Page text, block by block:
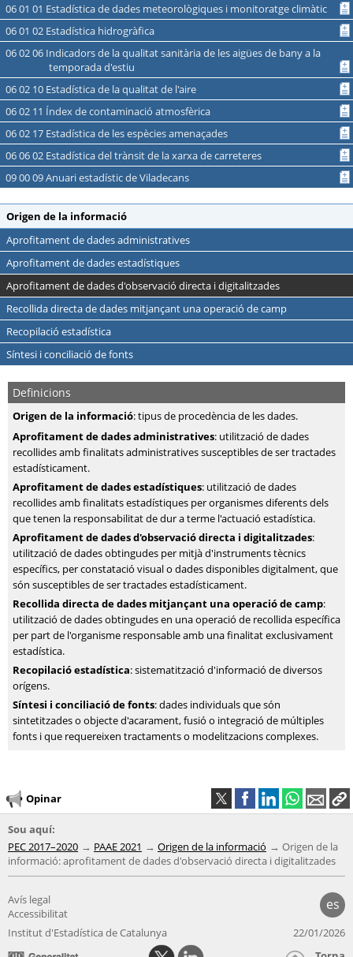
06 01 01 Estadística de dades meteorològiques i monitoratge climàtic
06 01 02 Estadística hidrogràfica
06 02 06 Indicadors de la qualitat sanitària de les aigües de bany a la
temporada d'estiu
06 02 10 Estadística de la qualitat de l'aire
06 02 11 Índex de contaminació atmosfèrica
06 02 17 Estadística de les espècies amenaçades
06 06 02 Estadística del trànsit de la xarxa de carreteres
09 00 09 Anuari estadístic de Viladecans
Origen de la informació
Aprofitament de dades administratives
Aprofitament de dades estadístiques
Aprofitament de dades d'observació directa i digitalitzades
Recollida directa de dades mitjançant una operació de camp
Recopilació estadística
Síntesi i conciliació de fonts
Definicions
Origen de la informació: tipus de procedència de les dades.
Aprofitament de dades administratives: utilització de dades
recollides amb finalitats administratives susceptibles de ser tractades
estadísticament.
Aprofitament de dades estadístiques: utilització de dades
recollides amb finalitats estadístiques per organismes diferents dels
que tenen la responsabilitat de dur a terme l'actuació estadística.
Aprofitament de dades d'observació directa i digitalitzades:
utilització de dades obtingudes per mitjà d'instruments tècnics
específics, per constatació visual o dades disponibles digitalment, que
són susceptibles de ser tractades estadísticament.
Recollida directa de dades mitjançant una operació de camp:
utilització de dades obtingudes en una operació de recollida específica
per part de l'organisme responsable amb una finalitat exclusivament
estadística.
Recopilació estadística: sistematització d'informació de diversos
orígens.
Síntesi i conciliació de fonts: dades individuals que són
sintetitzades o objecte d'acarament, fusió o integració de múltiples
fonts i que requereixen tractaments o modelitzacions complexes.
Opinar
Sou aquí:
PEC 2017–2020
PAAE 2021 Origen de la informació
Origen de la
informació: aprofitament de dades d'observació directa i digitalitzades
es
Avís legal
Accessibilitat
Institut d'Estadística de Catalunya
22/01/2026